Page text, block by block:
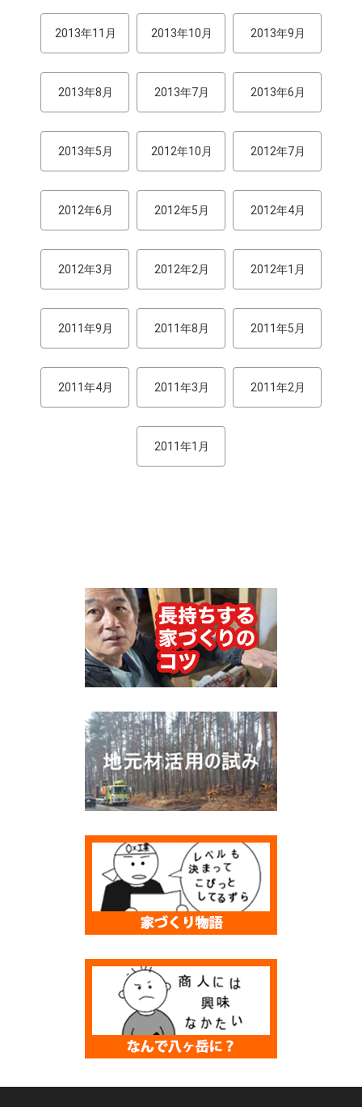
2013年11月 2013年10月 2013年9月
2013年8月 2013年7月 2013年6月
2013年5月 2012年10月 2012年7月
2012年6月 2012年5月 2012年4月
2012年3月 2012年2月 2012年1月
2011年9月 2011年8月 2011年5月
2011年4月 2011年3月 2011年2月
2011年1月